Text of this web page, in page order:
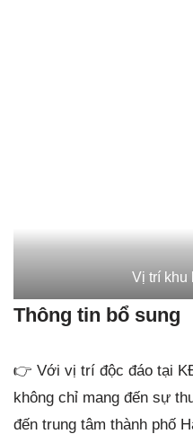
Vị trí khu
Thông tin bổ sung
👉 Với vị trí độc đáo tại
không chỉ mang đến sự
đến trung tâm thành phố